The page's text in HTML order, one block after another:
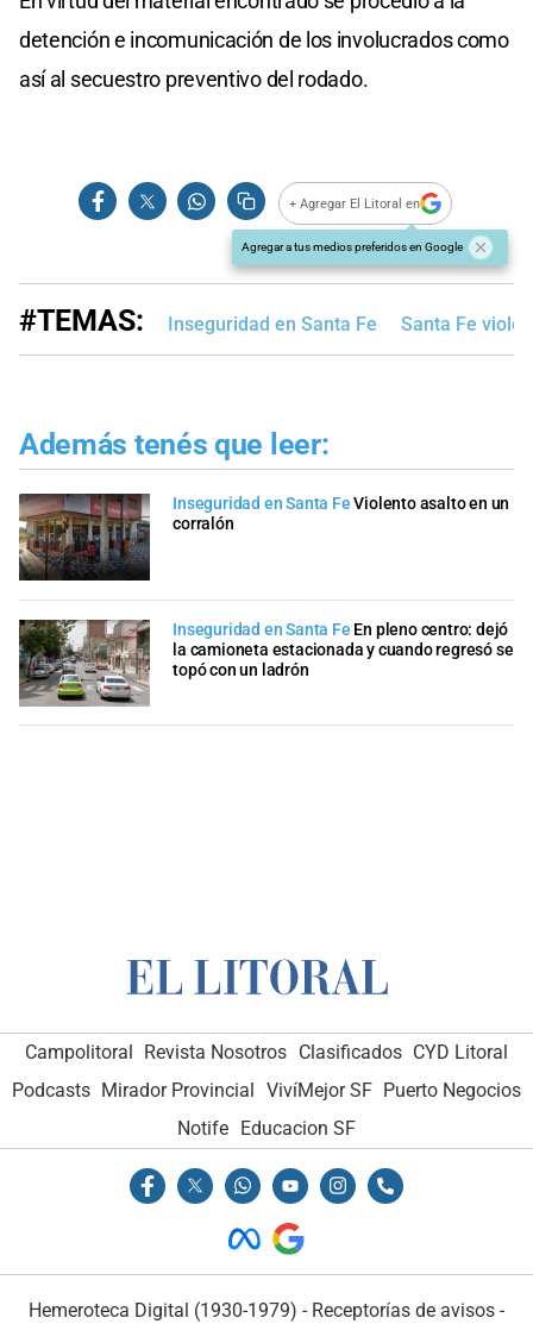
detención e incomunicación de los involucrados como
así al secuestro preventivo del rodado.
+ Agregar El Litoral en
Agregar a tus medios preferidos en Google
#TEMAS: Inseguridad en Santa Fe Santa Fe
Además tenés que leer:
Inseguridad en Santa FeViolento asalto en un
corralón
Inseguridad en Santa Fe En pleno centro: dejó
la camioneta estacionada y cuando regresó se
topó con un ladrón
Campolitoral Revista Nosotros Clasificados CYD Litoral
Podcasts Mirador Provincial VivíMejor SF Puerto Negocios
Notife Educacion SF
Hemeroteca Digital (1930-1979) - Receptorías de avisos -